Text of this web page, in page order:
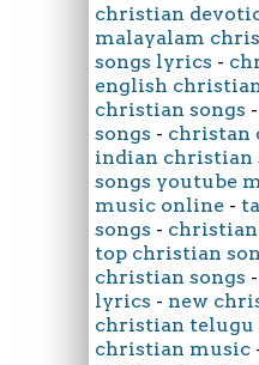
christian
malayalam
songs lyrics -
english
christian songs -
songs - christan
indian christian
songs youtube
music online -
songs - christian
top christian
christian songs -
lyrics - new
christian telugu
christian music